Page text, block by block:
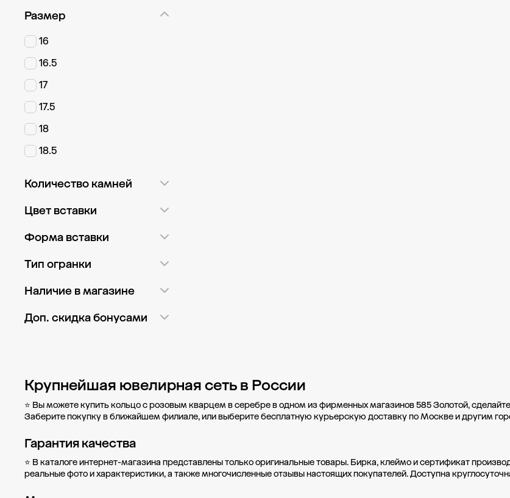
Размер
16
16.5
17
17.5
18
18.5
Количество камней
Россыпь 1
Цвет вставки
Белый 1
Прозрачный 1
Форма вставки
Груша 2
Тип огранки
Груша 2
Наличие в магазине
ТРЦ Саларис 1
ТЦ Калита 1
ТЦ Южная галерея 3
Доп. скидка бонусами
Крупнейшая ювелирная сеть в России
⭐ Вы можете купить кольцо с розовым кварцем в серебре в одном из фирменных магазинов 585 Золотой,
Заберите покупку вближайшем филиале, или выберите бесплатную курьерскую доставку по Москве и другим
Гарантия качества
⭐ В каталоге интернет-магазина представлены только оригинальные товары. Бирка, клеймо и сертификат
реальные фото и характеристики, а также многочисленные отзывы настоящих покупателей. Доступна